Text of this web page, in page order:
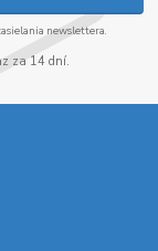
newslettera.
za 14 dní.